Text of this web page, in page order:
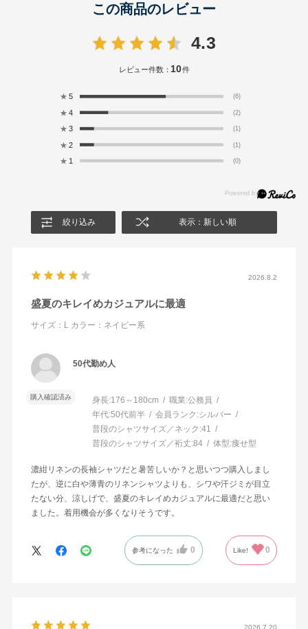
この商品のレビュー
4.3
レビュー件数： 10件
★ 5 (6)
★ 4 (2)
★ 3 (1)
★ 2 (1)
★ 1 (0)
絞り込み 表示：新しい順
2026.8.2
盛夏のキレイめカジュアルに最適
サイズ：L カラー：ネイビー系
50代勤め人
購入確認済み 身長:176～180cm 職業:公務員
年代:50代前半 会員ランク:シルバー
普段のシャツサイズ／ネック:41
普段のシャツサイズ／裄丈:84 体型:痩せ型
濃紺リネンの長袖シャツだと暑苦しいか？と思いつつ購入しまし
たが、逆に白や薄青のリネンシャツよりも、シワや汗ジミが目立
たない分、涼しげで、盛夏のキレイめカジュアルに最適だと思い
ました。着用機会が多くなりそうです。
参考になった 0 Like! 0
2026.7.20